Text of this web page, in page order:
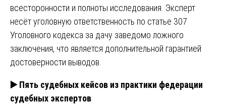
всесторонности и полноты исследования. Эксперт
несёт уголовную ответственность по статье 307
Уголовного кодекса за дачу заведомо ложного
заключения, что является дополнительной гарантией
достоверности выводов.
▶️Пять судебных кейсов из практики федерации
судебных экспертов